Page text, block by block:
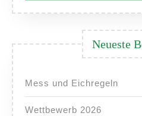
Neueste
Mess und Eichregeln
Wettbewerb 2026